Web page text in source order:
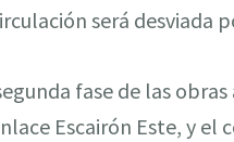
será desviada
fase de las
Escairón Este, y